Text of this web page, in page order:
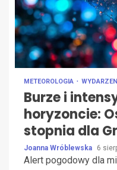
METEOROLOGIA
Burze i
horyzoncie:
stopnia dla
Joanna Wróblewska 6
Alert pogodowy dla